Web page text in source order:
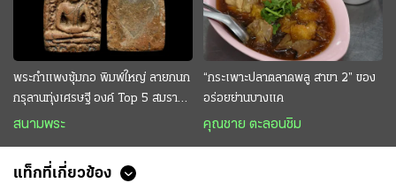
พระกำแพงซุ้มกอ พิมพ์ใหญ่ ลายกนก
กรุลานทุ่งเศรษฐี องค์ Top 5 สมราคา
หลักสิบล้าน
สนามพระ
“กระเพาะปลาตลาดพลู สาขา 2” ของ
อร่อยย่านบางแค
คุณชาย ตะลอนชิม
แท็กที่เกี่ยวข้อง